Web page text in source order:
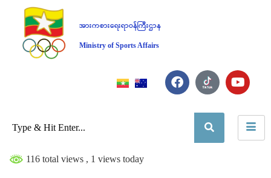
အားကစားရေးရာဝန်ကြီးဌာန
Ministry of Sports Affairs
116 total views , 1 views today